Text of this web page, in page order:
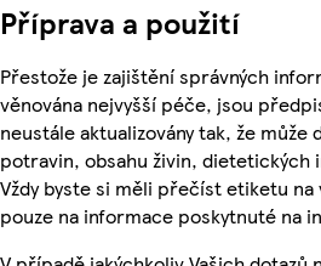
Příprava a použití
Přestože je zajištění správných
věnována nejvyšší péče, jsou
neustále aktualizovány tak, že může
potravin, obsahu živin, dietetických
Vždy byste si měli přečíst etiketu
pouze na informace poskytnuté na